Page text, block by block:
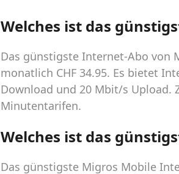
Welches ist das
Das günstigste Internet-Abo von
monatlich CHF 34.95. Es bietet
Download und 20 Mbit/s Upload.
Minutentarifen.
Welches ist das
Das günstigste Migros Mobile